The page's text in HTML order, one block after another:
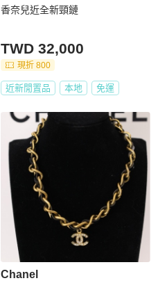
香奈兒近全新頸鏈
TWD 32,000
現折 800
近新閒置品 本地 免運
Chanel